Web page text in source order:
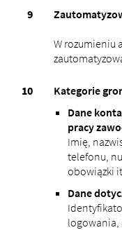
W rozumieniu
Kategorie
Dane
pracy
Imię,
telefonu,
obowiązki
Dane
logowania,